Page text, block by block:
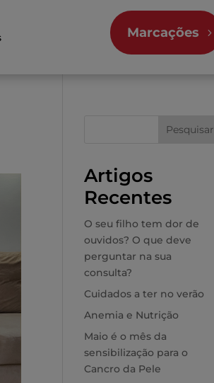
Marcações
Pesquisar
Artigos
Recentes
O seu filho tem dor de
ouvidos? O que deve
perguntar na sua
consulta?
Cuidados a ter no verão
Anemia e Nutrição
Maio é o mês da
sensibilização para o
Cancro da Pele